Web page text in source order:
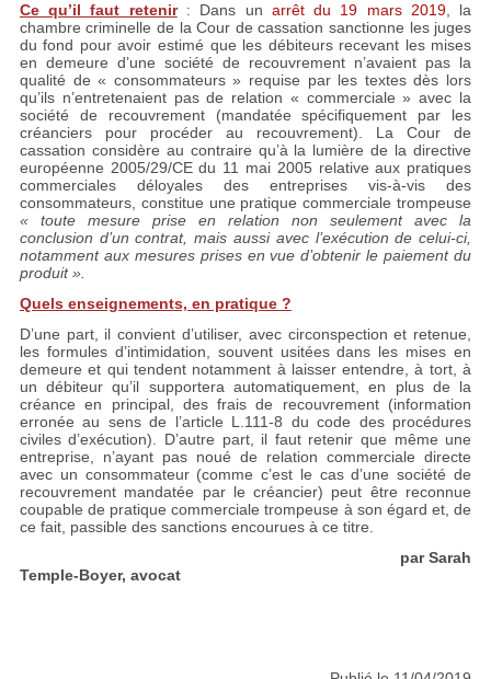
Ce qu’il faut retenir: Dans un arrêt du 19 mars 2019, la
chambre criminelle de la Cour de cassation sanctionne les juges
du fond pour avoir estimé que les débiteurs recevant les mises
en demeure d’une société de recouvrement n’avaient pas la
qualité de « consommateurs » requise par les textes dès lors
qu’ils n’entretenaient pas de relation « commerciale » avec la
société de recouvrement (mandatée spécifiquement par les
créanciers pour procéder au recouvrement). La Cour de
cassation considère au contraire qu’à la lumière de la directive
européenne 2005/29/CE du 11 mai 2005 relative aux pratiques
commerciales déloyales des entreprises vis-à-vis des
consommateurs, constitue une pratique commerciale trompeuse
« toute mesure prise en relation non seulement avec la
conclusion d’un contrat, mais aussi avec l’exécution de celui-ci,
notamment aux mesures prises en vue d’obtenir le paiement du
produit ».
Quels enseignements, en pratique ?
D’une part, il convient d’utiliser, avec circonspection et retenue,
les formules d’intimidation, souvent usitées dans les mises en
demeure et qui tendent notamment à laisser entendre, à tort, à
un débiteur qu’il supportera automatiquement, en plus de la
créance en principal, des frais de recouvrement (information
erronée au sens de l’article L.111-8 du code des procédures
civiles d’exécution). D’autre part, il faut retenir que même une
entreprise, n’ayant pas noué de relation commerciale directe
avec un consommateur (comme c’est le cas d’une société de
recouvrement mandatée par le créancier) peut être reconnue
coupable de pratique commerciale trompeuse à son égard et, de
ce fait, passible des sanctions encourues à ce titre.
par Sarah
Temple-Boyer, avocat